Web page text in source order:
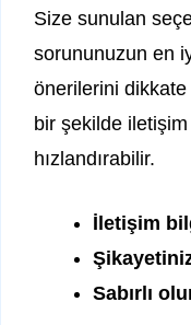
Size sunulan
sorununuzun en
önerilerini
bir şekilde
hızlandırabilir.
İletişim
Sabırlı